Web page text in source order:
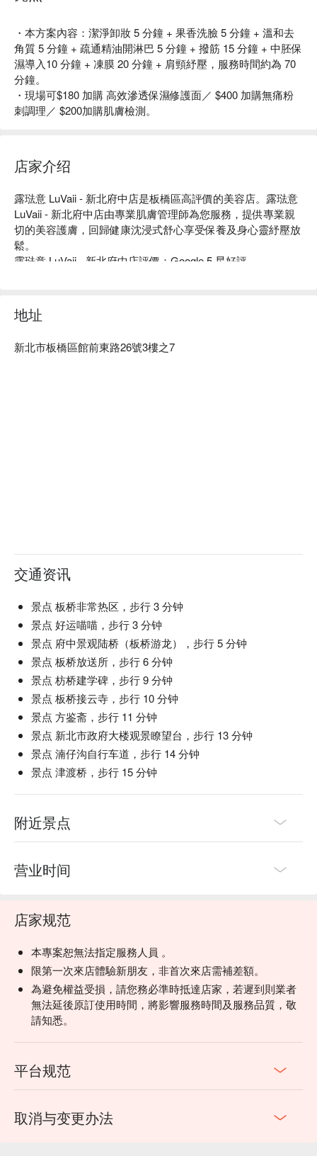
・本方案內容：潔淨卸妝 5 分鐘 + 果香洗臉 5 分鐘 + 溫和去
角質 5 分鐘 + 疏通精油開淋巴 5 分鐘 + 撥筋 15 分鐘 + 中胚保
濕導入10 分鐘 + 凍膜 20 分鐘 + 肩頸紓壓，服務時間約為 70
分鐘。
・現場可$180 加購 高效滲透保濕修護面／ $400 加購無痛粉
刺調理／ $200加購肌膚檢測。
店家介绍
露琺意 LuVaii - 新北府中店是板橋區高評價的美容店。露琺意
LuVaii - 新北府中店由專業肌膚管理師為您服務，提供專業親
切的美容護膚，回歸健康沈浸式舒心享受保養及身心靈紓壓放
鬆。
露琺意 LuVaii - 新北府中店評價：Google 5 星好評
露琺意 LuVaii - 新北府中店推薦：簡約時尚、明亮質感的空間
營造出沉穩的氛圍，一踏入店內便感受到店家的專業。
價格、露琺意 LuVaii - 新北府中店優惠立刻查看 ⬇︎
地址
新北市板橋區館前東路26號3樓之7
交通资讯
景点 板桥非常热区，步行 3 分钟
景点 好运喵喵，步行 3 分钟
景点 府中景观陆桥（板桥游龙），步行 5 分钟
景点 板桥放送所，步行 6 分钟
景点 枋桥建学碑，步行 9 分钟
景点 板桥接云寺，步行 10 分钟
景点 方鉴斋，步行 11 分钟
景点 新北市政府大楼观景瞭望台，步行 13 分钟
景点 湳仔沟自行车道，步行 14 分钟
景点 津渡桥，步行 15 分钟
附近景点
营业时间
店家规范
本專案恕無法指定服務人員 。
限第一次來店體驗新朋友，非首次來店需補差額。
為避免權益受損，請您務必準時抵達店家，若遲到則業者
無法延後原訂使用時間，將影響服務時間及服務品質，敬
請知悉。
平台规范
取消与变更办法